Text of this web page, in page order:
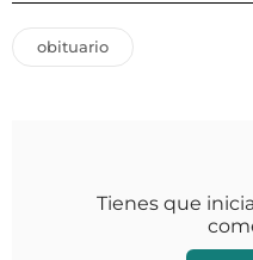
obituario
Tienes que